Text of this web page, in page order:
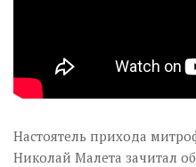
Настоятель прихода
Николай Малета зачитал